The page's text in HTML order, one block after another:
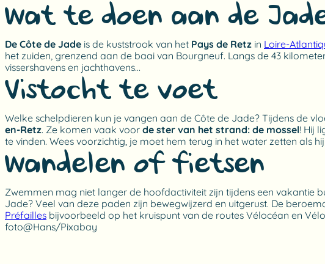
Wat te doen aan de
De Côte de Jade is de kuststrook van het Pays de Retz in Loire-
het zuiden, grenzend aan de baai van Bourgneuf. Langs de 43
vissershavens en jachthavens…
Vistocht te voet
Welke schelpdieren kun je vangen aan de Côte de Jade? Tijdens de
en-Retz. Ze komen vaak voor de ster van het strand: de mossel! Hij
te vinden. Wees voorzichtig, je moet hem terug in het water zetten als
Wandelen of fietsen
Zwemmen mag niet langer de hoofdactiviteit zijn tijdens een vakantie
Jade? Veel van deze paden zijn bewegwijzerd en uitgerust. De
Préfailles bijvoorbeeld op het kruispunt van de routes Vélocéan en
foto@Hans/Pixabay